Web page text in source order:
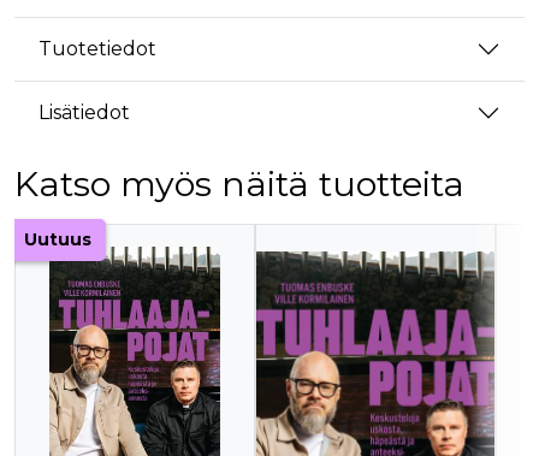
Tuotetiedot
Lisätiedot
Katso myös näitä tuotteita
Tuoteluettelon alku
Uutuus